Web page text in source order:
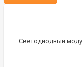
Светодиодный